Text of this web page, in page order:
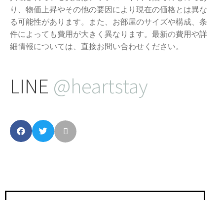
り、物価上昇やその他の要因により現在の価格とは異な
る可能性があります。また、お部屋のサイズや構成、条
件によっても費用が大きく異なります。最新の費用や詳
細情報については、直接お問い合わせください。
LINE @heartstay